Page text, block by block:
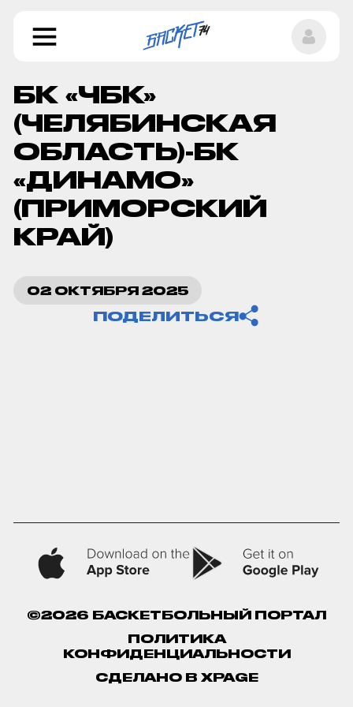
БК «ЧБК»
(ЧЕЛЯБИНСКАЯ
ОБЛАСТЬ)-БК
«ДИНАМО»
(ПРИМОРСКИЙ
КРАЙ)
02 ОКТЯБРЯ 2025
ПОДЕЛИТЬСЯ
©2026 БАСКЕТБОЛЬНЫЙ ПОРТАЛ
ПОЛИТИКА
КОНФИДЕНЦИАЛЬНОСТИ
СДЕЛАНО В XPAGE